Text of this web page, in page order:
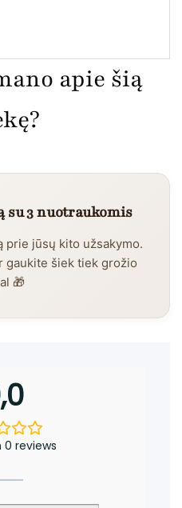
apie šią
3 nuotraukomis
prie jūsų kito užsakymo.
gaukite šiek tiek grožio
🎁
0 reviews